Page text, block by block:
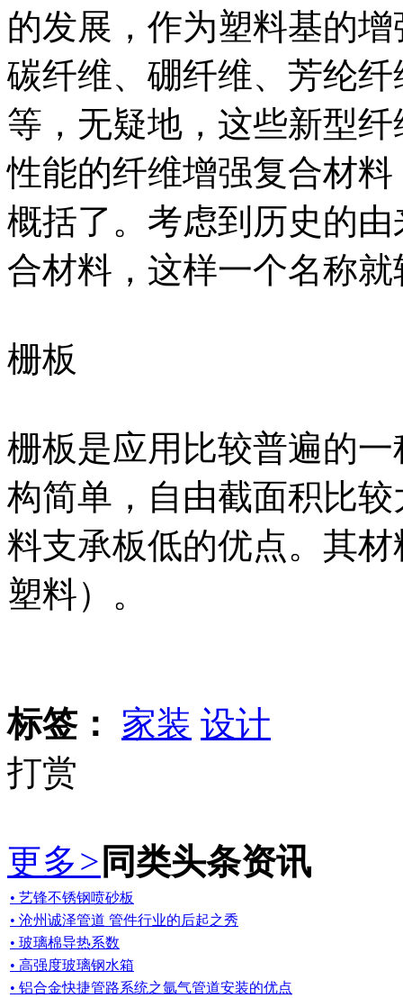
的发展，作为塑料基的
碳纤维、硼纤维、芳纶
等，无疑地，这些新型
性能的纤维增强复合材
概括了。考虑到历史的
合材料，这样一个名称
栅板
栅板是应用比较普遍的
构简单，自由截面积比
料支承板低的优点。其
塑料）。
标签： 家装 设计
打赏
更多> 同类头条资讯
• 艺锋不锈钢喷砂板
• 沧州诚泽管道 管件行业的后起之秀
• 玻璃棉导热系数
• 高强度玻璃钢水箱
• 铝合金快捷管路系统之氩气管道安装的优点